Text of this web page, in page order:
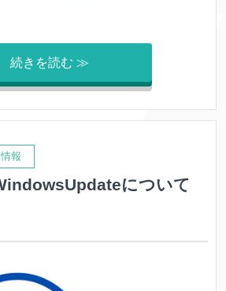
続きを読む ≫
報
について